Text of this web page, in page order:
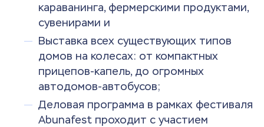
караванинга, фермерскими продуктами,
сувенирами и
Выставка всех существующих типов
домов на колесах: от компактных
прицепов-капель, до огромных
автодомов-автобусов;
Деловая программа в рамках фестиваля
Abunafest проходит с участием